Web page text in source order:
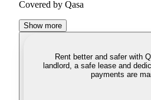
Covered by Qasa
Show more
Rent better and safer with
landlord, a safe lease and
payments are